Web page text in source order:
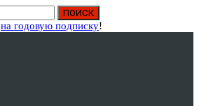
на годовую подписку!